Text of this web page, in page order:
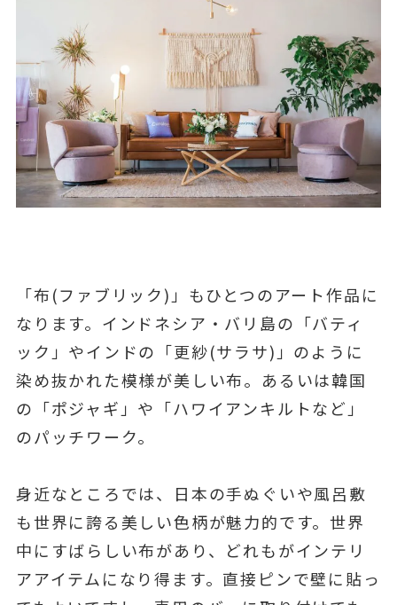
「布(ファブリック)」もひとつのアート作品に
なります。インドネシア・バリ島の「バティ
ック」やインドの「更紗(サラサ)」のように
染め抜かれた模様が美しい布。あるいは韓国
の「ポジャギ」や「ハワイアンキルトなど」
のパッチワーク。
身近なところでは、日本の手ぬぐいや風呂敷
も世界に誇る美しい色柄が魅力的です。世界
中にすばらしい布があり、どれもがインテリ
アアイテムになり得ます。直接ピンで壁に貼っ